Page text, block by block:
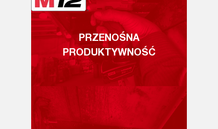
PRZENOŚNA
PRODUKTYWNOŚĆ